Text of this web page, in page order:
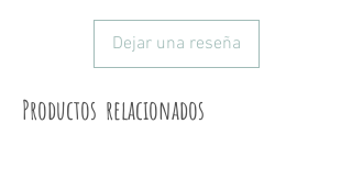
Dejar una reseña
Productos relacionados